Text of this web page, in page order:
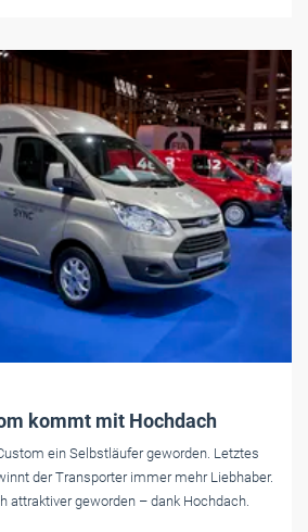
kommt mit Hochdach
ein Selbstläufer geworden. Letztes
der Transporter immer mehr Liebhaber.
attraktiver geworden – dank Hochdach.